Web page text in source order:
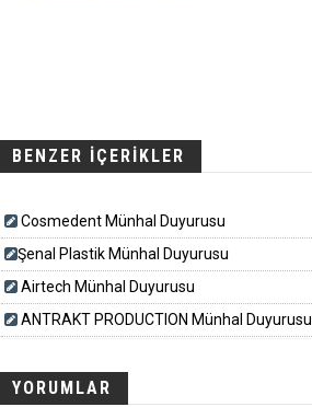
BENZER İÇERİKLER
Cosmedent Münhal Duyurusu
​​​Şenal Plastik Münhal Duyurusu
Airtech Münhal Duyurusu
ANTRAKT PRODUCTION Münhal Duyurusu
YORUMLAR